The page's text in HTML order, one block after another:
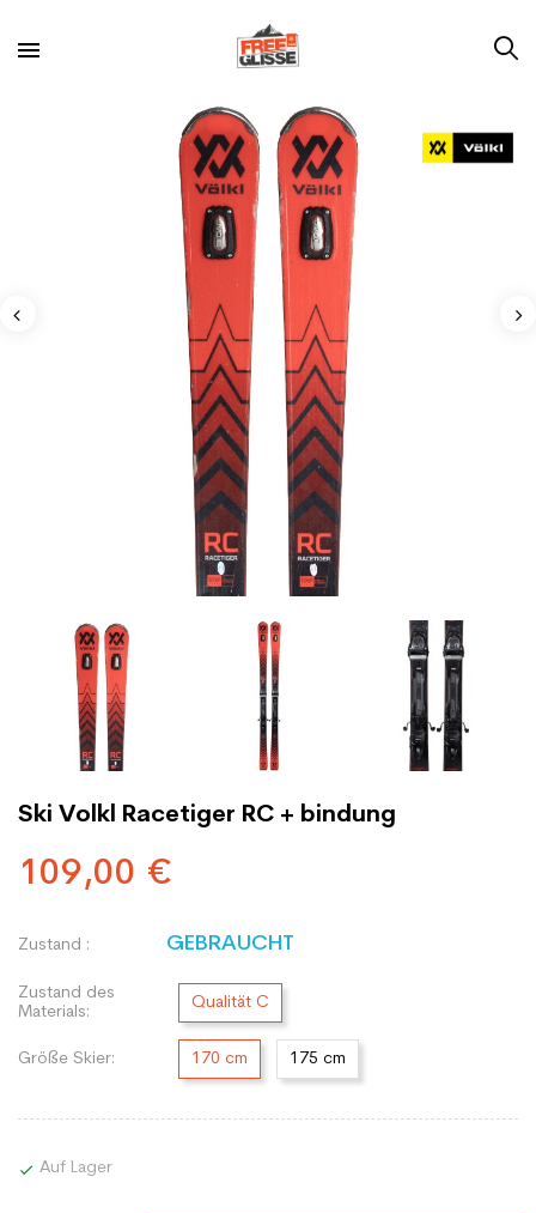
Ski Volkl Racetiger RC + bindung
109,00 €
Zustand : GEBRAUCHT
Zustand des
Materials:
Qualität C
Größe Skier: 170 cm 175 cm
 Auf Lager